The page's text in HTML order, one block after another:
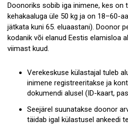
Doonoriks sobib iga inimene, kes on
kehakaaluga üle 50 kg ja on 18–60-
jätkata kuni 65. eluaastani). Doonor
kodanik või elanud Eestis elamisloa
viimast kuud.
Verekeskuse külastajal tuleb
inimene registreeritakse ja
dokumendi alusel (ID-kaart,
Seejärel suunatakse doonor
täidab igal külastusel ankeedi